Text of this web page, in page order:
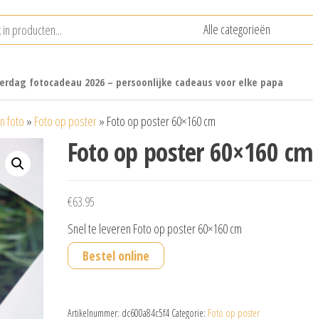
fotocadeau 2026 – persoonlijke cadeaus voor elke papa
foto » Foto op poster» Foto op poster 60×160 cm
Foto op poster 60×160 cm
€63.95
Snel te leveren Foto op poster 60×160 cm
Bestel online
Artikelnummer: dc600a84c5f4 Categorie: Foto op poster